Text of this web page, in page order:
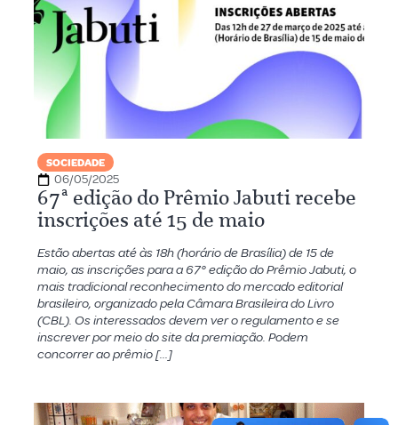
SOCIEDADE
06/05/2025
67ª edição do Prêmio Jabuti recebe
inscrições até 15 de maio
Estão abertas até às 18h (horário de Brasília) de 15 de
maio, as inscrições para a 67° edição do Prêmio Jabuti, o
mais tradicional reconhecimento do mercado editorial
brasileiro, organizado pela Câmara Brasileira do Livro
(CBL). Os interessados devem ver o regulamento e se
inscrever por meio do site da premiação. Podem
concorrer ao prêmio […]